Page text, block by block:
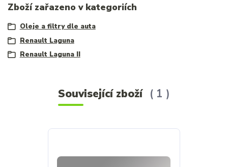
Zboží zařazeno v kategoriích
Oleje a filtry dle auta
Renault Laguna
Renault Laguna II
Související zboží 1